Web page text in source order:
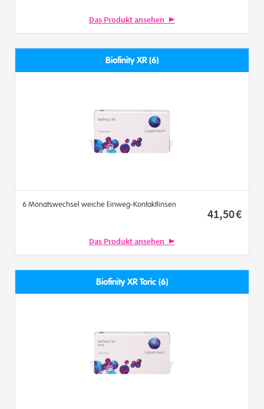
Das Produkt ansehen
Biofinity XR (6)
6 Monatswechsel weiche Einweg-Kontaktlinsen
41,50€
Das Produkt ansehen
Biofinity XR Toric (6)